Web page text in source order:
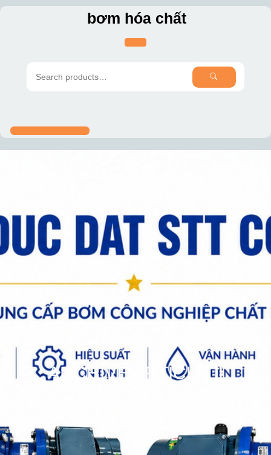
Skip
bơm hóa chất
SEARCH
ARCHIVE ARTICLE II